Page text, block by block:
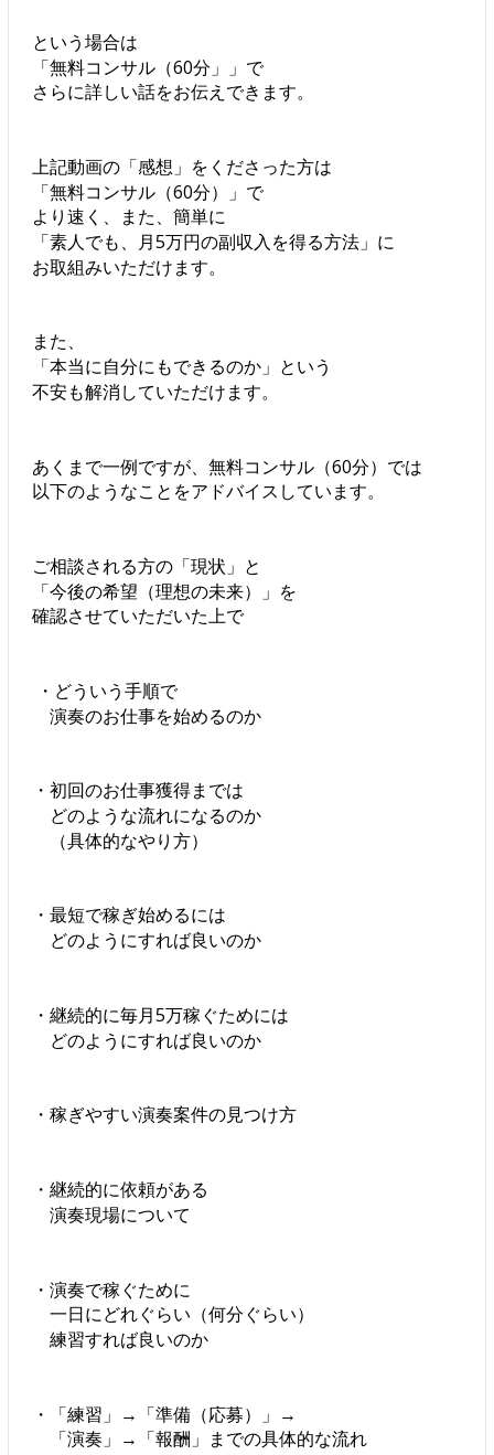
という場合は
「無料コンサル（60分」」で
さらに詳しい話をお伝えできます。
上記動画の「感想」をくださった方は
「無料コンサル（60分）」で
より速く、また、簡単に
「素人でも、月5万円の副収入を得る方法」に
お取組みいただけます。
また、
「本当に自分にもできるのか」という
不安も解消していただけます。
あくまで一例ですが、無料コンサル（60分）では
以下のようなことをアドバイスしています。
ご相談される方の「現状」と
「今後の希望（理想の未来）」を
確認させていただいた上で
・どういう手順で
演奏のお仕事を始めるのか
・初回のお仕事獲得までは
どのような流れになるのか
（具体的なやり方）
・最短で稼ぎ始めるには
どのようにすれば良いのか
・継続的に毎月5万稼ぐためには
どのようにすれば良いのか
・稼ぎやすい演奏案件の見つけ方
・継続的に依頼がある
演奏現場について
・演奏で稼ぐために
一日にどれぐらい（何分ぐらい）
練習すれば良いのか
・「練習」→「準備（応募）」→
「演奏」→「報酬」までの具体的な流れ